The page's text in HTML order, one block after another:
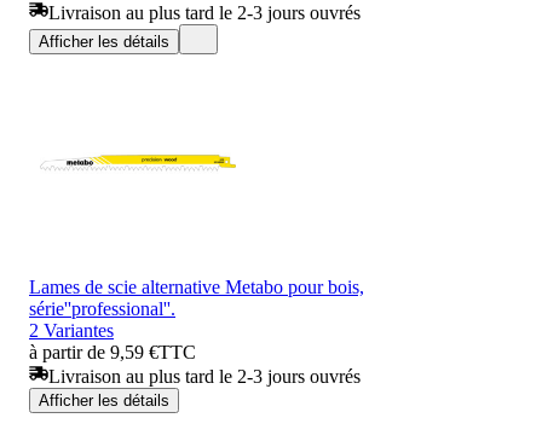
Livraison au plus tard le 2-3 jours ouvrés
Afficher les détails
Lames de scie alternative Metabo pour bois,
série''professional''.
2 Variantes
à partir de 9,59 €TTC
Livraison au plus tard le 2-3 jours ouvrés
Afficher les détails